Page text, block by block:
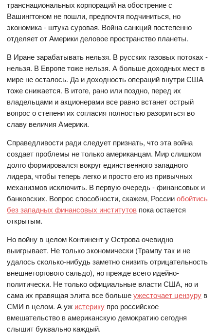
транснациональных корпораций на обострение с
Вашингтоном не пошли, предпочтя подчиниться, но
экономика - штука суровая. Война санкций постепенно
отделяет от Америки деловое пространство планеты.
В Иране зарабатывать нельзя. В русских газовых потоках -
нельзя. В Европе тоже нельзя. А больше доходных мест в
мире не осталось. Да и доходность операций внутри США
тоже снижается. В итоге, рано или поздно, перед их
владельцами и акционерами все равно встанет острый
вопрос о степени их согласия полностью разориться во
славу величия Америки.
Справедливости ради следует признать, что эта война
создает проблемы не только американцам. Мир слишком
долго формировался вокруг единственного западного
лидера, чтобы теперь легко и просто его из привычных
механизмов исключить. В первую очередь - финансовых и
банковских. Вопрос способности, скажем, Россииобойтись
без западных финансовых институтов пока остается
открытым.
Но войну в целом Континент у Острова очевидно
выигрывает. Не только экономически (Трампу так и не
удалось сколько-нибудь заметно снизить отрицательность
внешнеторгового сальдо), но прежде всего идейно-
политически. Не только официальные власти США, но и
сама их правящая элита все большеужесточает цензуру в
СМИ в целом. А уж истерику про российское
вмешательство в американскую демократию сегодня
слышит буквально каждый.